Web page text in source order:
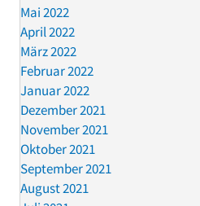
Mai 2022
April 2022
März 2022
Februar 2022
Januar 2022
Dezember 2021
November 2021
Oktober 2021
September 2021
August 2021